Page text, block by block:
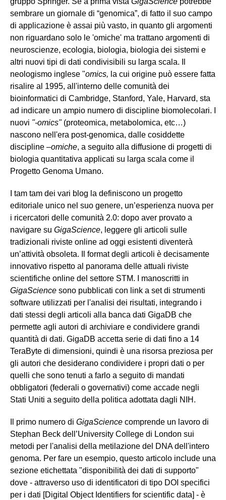
sembrare un giornale di “genomica”, di fatto il suo campo
di applicazione è assai più vasto, in quanto gli argomenti
non riguardano solo le 'omiche' ma trattano argomenti di
neuroscienze, ecologia, biologia, biologia dei sistemi e
altri nuovi tipi di dati condivisibili su larga scala. Il
neologismo inglese "omics, la cui origine può essere fatta
risalire al 1995, all'interno delle comunità dei
bioinformatici di Cambridge, Stanford, Yale, Harvard, sta
ad indicare un ampio numero di discipline biomolecolari. I
nuovi "-omics"(proteomica, metabolomica, etc…)
nascono nell'era post-genomica, dalle cosiddette
discipline –omiche, a seguito alla diffusione di progetti di
biologia quantitativa applicati su larga scala come il
Progetto Genoma Umano.
I tam tam dei vari blog la definiscono un progetto
editoriale unico nel suo genere, un’esperienza nuova per
i ricercatori delle comunità 2.0: dopo aver provato a
navigare su GigaScience, leggere gli articoli sulle
tradizionali riviste online ad oggi esistenti diventerà
un’attività obsoleta. Il format degli articoli è decisamente
innovativo rispetto al panorama delle attuali riviste
scientifiche online del settore STM. I manoscritti in
GigaScience sono pubblicati con link a set di strumenti
software utilizzati per l'analisi dei risultati, integrando i
dati stessi degli articoli alla banca dati GigaDB che
permette agli autori di archiviare e condividere grandi
quantità di dati. GigaDB accetta serie di dati fino a 14
TeraByte di dimensioni, quindi è una risorsa preziosa per
gli autori che desiderano condividere i propri dati o per
quelli che sono tenuti a farlo a seguito di mandati
obbligatori (federali o governativi) come accade negli
Stati Uniti a seguito della politica adottata dagli NIH.
Il primo numero di GigaScience comprende un lavoro di
Stephan Beck dell’University College di London sui
metodi per l'analisi della metilazione del DNA dell'intero
genoma. Per fare un esempio, questo articolo include una
sezione etichettata "disponibilità dei dati di supporto"
dove - attraverso uso di identificatori di tipo DOI specifici
per i dati [Digital Object Identifiers for scientific data] - è